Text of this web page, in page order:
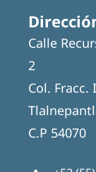
Calle
2
Col.
C.P 54070